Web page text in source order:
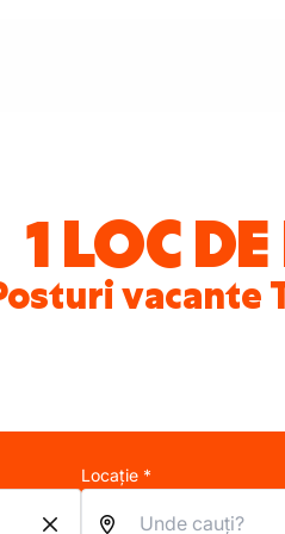
1 LOC
vacante
Locație *